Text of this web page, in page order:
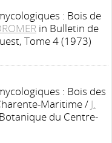
: Bois de
in Bulletin de
Tome 4 (1973)
: Bois des
Maritime/ J.
du Centre-